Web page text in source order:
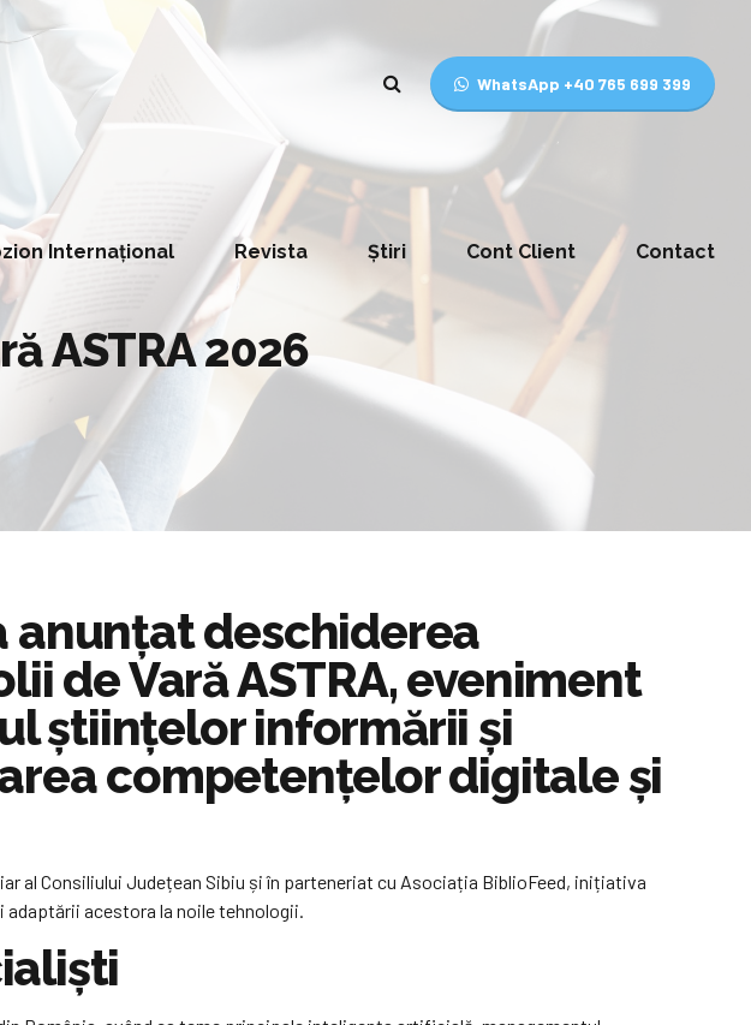
WhatsApp +40 765 699 399
Internațional Revista Știri Cont Client Contact
ASTRA 2026
anunțat deschiderea
de Vară ASTRA, eveniment
științelor informării și
competențelor digitale și
al Consiliului Județean Sibiu și în parteneriat cu Asociația BiblioFeed, inițiativa
acestora la noile tehnologii.